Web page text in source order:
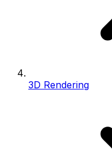
3D Rendering